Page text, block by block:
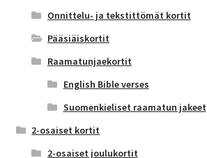
Onnittelu- ja tekstittömät kortit
Pääsiäiskortit
Raamatunjaekortit
English Bible verses
Suomenkieliset raamatun jakeet
2-osaiset kortit
2-osaiset joulukortit